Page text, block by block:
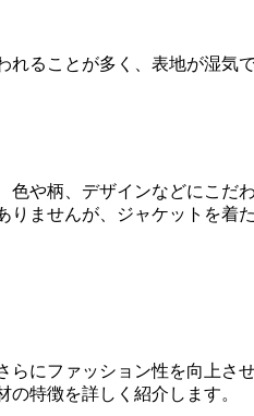
ることが多く、表地が湿
や柄、デザインなどにこだ
りませんが、ジャケットを
にファッション性を向上さ
特徴を詳しく紹介します。